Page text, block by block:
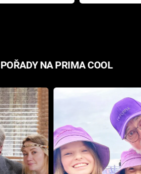
NA PRIMA COOL